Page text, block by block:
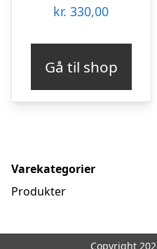
kr. 330,00
Gå til shop
Varekategorier
Produkter
Copyright